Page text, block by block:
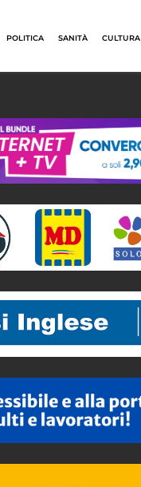
POLITICA SANITÀ CULTURA